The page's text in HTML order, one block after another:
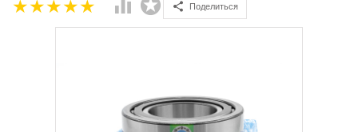
Поделиться